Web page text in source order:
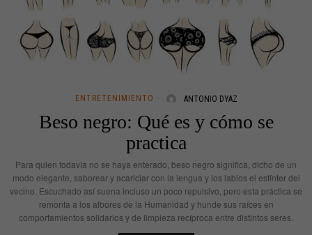
ENTRETENIMIENTO ANTONIO DYAZ
Beso negro: Qué es y cómo se
practica
Para quien todavía no se haya enterado, beso negro significa, dicho de un
modo elegante, saborear y acariciar con la lengua y los labios el esfínter del
vecino. Escuchado así suena incluso un poco repulsivo, pero esta práctica se
remonta a los albores de la Humanidad y hunde sus raíces en
comportamientos solidarios y de limpieza recíproca entre distintos seres.